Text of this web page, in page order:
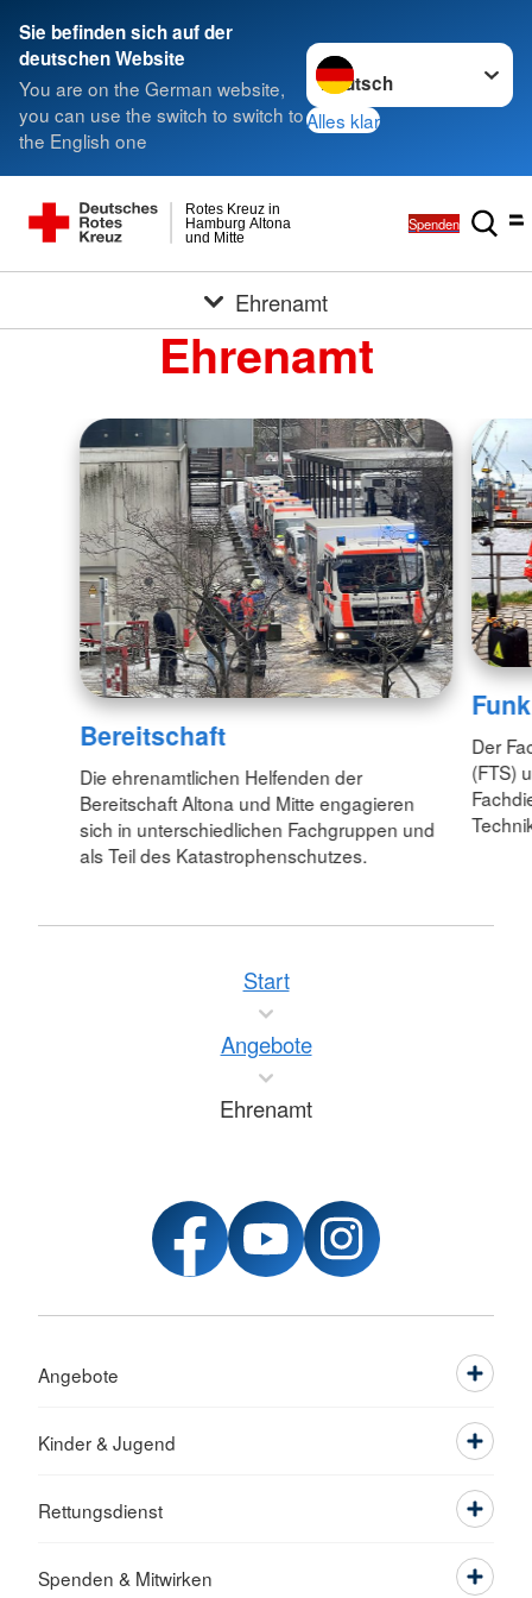
Sie befinden sich auf der
deutschen Website
You are on the German website,
you can use the switch to switch to
the English one
Sprache wechseln zu
Alles klar
und Mitte
Hamburg Altona
Rotes Kreuz in
Spenden
Ehrenamt
Ehrenamt
Bereitschaft
Die ehrenamtlichen Helfenden der
Bereitschaft Altona und Mitte engagieren
sich in unterschiedlichen Fachgruppen und
als Teil des Katastrophenschutzes.
Der
(FTS)
Start
Angebote
Ehrenamt
Angebote
Kinder & Jugend
Rettungsdienst
Spenden & Mitwirken